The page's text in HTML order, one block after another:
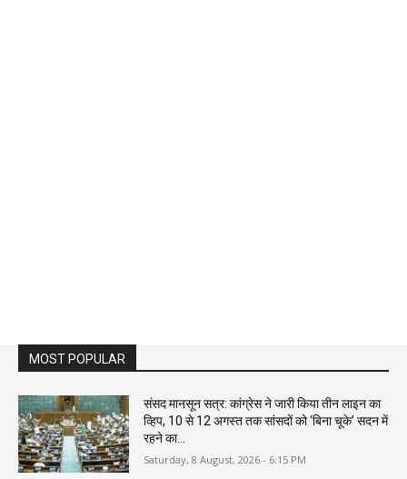
MOST POPULAR
संसद मानसून सत्र: कांग्रेस ने जारी किया तीन लाइन का
व्हिप, 10 से 12 अगस्त तक सांसदों को ‘बिना चूके’ सदन में
रहने का...
Saturday, 8 August, 2026 - 6:15 PM